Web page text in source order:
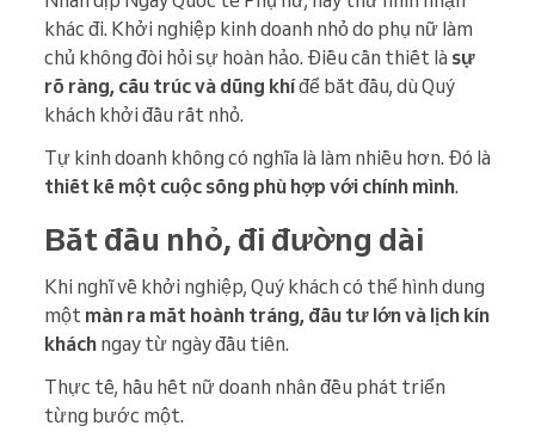
khác đi. Khởi nghiệp kinh doanh nhỏ do phụ nữ làm
chủ không đòi hỏi sự hoàn hảo. Điều cần thiết là sự
rõ ràng, cấu trúc và dũng khíđể bắt đầu, dù Quý
khách khởi đầu rất nhỏ.
Tự kinh doanh không có nghĩa là làm nhiều hơn. Đó là
thiết kế một cuộc sống phù hợp với chính mình.
Bắt đầu nhỏ, đi đường dài
Khi nghĩ về khởi nghiệp, Quý khách có thể hình dung
một màn ra mắt hoành tráng, đầu tư lớn và lịch kín
khách ngay từ ngày đầu tiên.
Thực tế, hầu hết nữ doanh nhân đều phát triển
từng bước một.